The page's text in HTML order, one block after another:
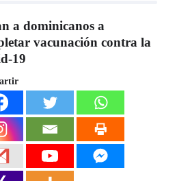
a dominicanos a
vacunación contra la
19